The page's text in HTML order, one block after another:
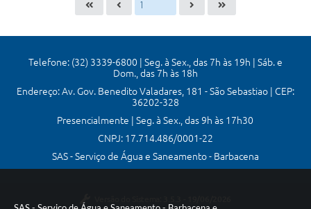
Telefone: (32) 3339-6800 | Seg. à Sex., das 7h às 19h | Sáb. e
Dom., das 7h às 18h
Endereço: Av. Gov. Benedito Valadares, 181 - São Sebastiao | CEP:
36202-328
Presencialmente | Seg. à Sex., das 9h às 17h30
CNPJ: 17.714.486/0001-22
SAS - Serviço de Água e Saneamento - Barbacena